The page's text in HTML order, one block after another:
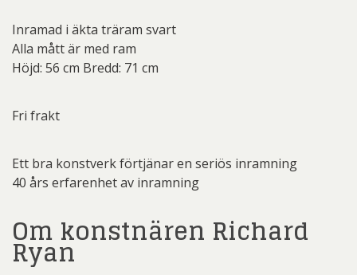
Inramad i äkta träram svart
Alla mått är med ram
Höjd: 56 cm Bredd: 71 cm
Fri frakt
Ett bra konstverk förtjänar en seriös inramning
40 års erfarenhet av inramning
Om konstnären Richard
Ryan